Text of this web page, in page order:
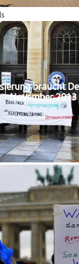
braucht
November 2013